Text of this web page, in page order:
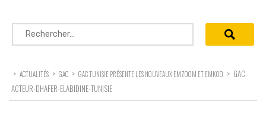
Rechercher :
> ACTUALITÉS > GAC > GAC TUNISIE PRÉSENTE LES NOUVEAUX EMZOOM ET EMKOO > GAC-
ACTEUR-DHAFER-ELABIDINE-TUNISIE